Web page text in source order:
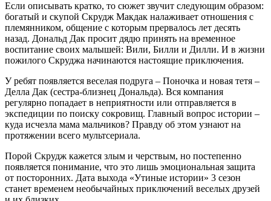
Если описывать кратко, то сюжет звучит следующим образом:
богатый и скупой Скрудж Макдак налаживает отношения с
племянником, общение с которым прервалось лет десять
назад. Дональд Дак просит дядю принять на временное
воспитание своих малышей: Вили, Билли и Дилли. И в жизни
пожилого Скруджа начинаются настоящие приключения.
У ребят появляется веселая подруга – Поночка и новая тетя –
Делла Дак (сестра-близнец Дональда). Вся компания
регулярно попадает в неприятности или отправляется в
экспедиции по поиску сокровищ. Главный вопрос истории –
куда исчезла мама мальчиков? Правду об этом узнают на
протяжении всего мультсериала.
Порой Скрудж кажется злым и черствым, но постепенно
появляется понимание, что это лишь эмоциональная защита
от посторонних. Дата выхода «Утиные истории» 3 сезон
станет временем необычайных приключений веселых друзей